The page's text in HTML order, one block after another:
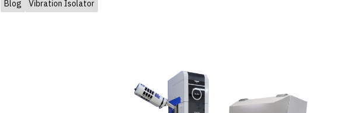
Blog Vibration Isolator